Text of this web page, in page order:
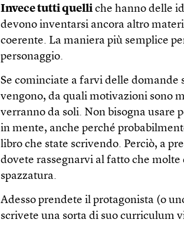
Invece tutti quelli che hanno delle
devono inventarsi ancora altro
coerente. La maniera più semplice
personaggio.
Se cominciate a farvi delle domande
vengono, da quali motivazioni sono
verranno da soli. Non bisogna usare
in mente, anche perché
libro che state scrivendo. Perciò, a
dovete rassegnarvi al fatto che
spazzatura.
Adesso prendete il protagonista (o
scrivete una sorta di suo curriculum